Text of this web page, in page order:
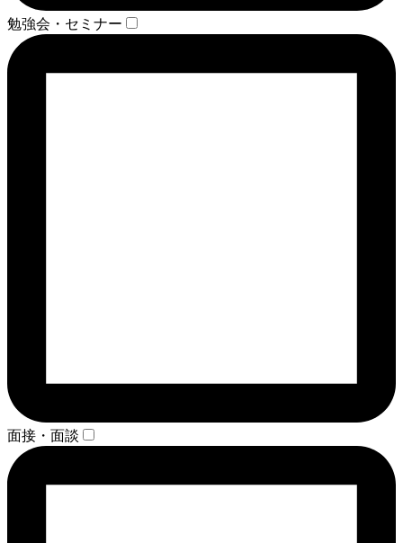
勉強会・セミナー
面接・面談